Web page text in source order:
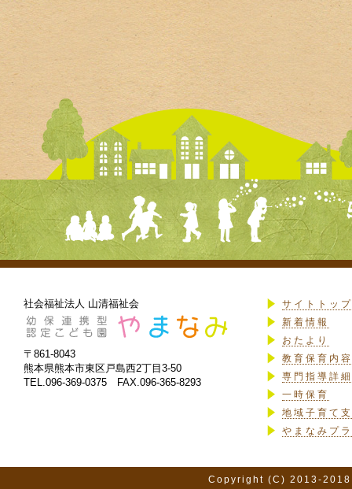
社会福祉法人 山清福祉会
〒861-8043
熊本県熊本市東区戸島西2丁目3-50
TEL.096-369-0375 FAX.096-365-8293
サイトトップ
新着情報
おたより
教育保育内
専門指導詳細
一時保育
地域子育て
やまなみプ
Copyright (C) 2013-